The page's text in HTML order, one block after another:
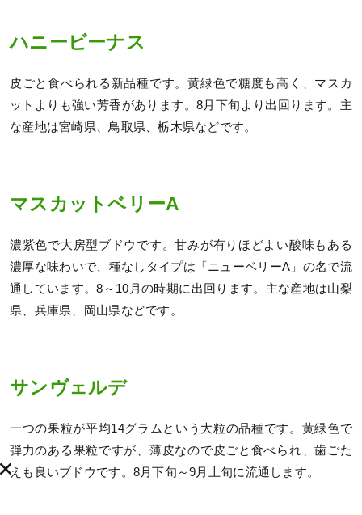
ハニービーナス
皮ごと食べられる新品種です。黄緑色で糖度も高く、マスカ
ットよりも強い芳香があります。8月下旬より出回ります。主
な産地は宮崎県、鳥取県、栃木県などです。
マスカットベリーA
濃紫色で大房型ブドウです。甘みが有りほどよい酸味もある
濃厚な味わいで、種なしタイプは「ニューベリーA」の名で流
通しています。8～10月の時期に出回ります。主な産地は山梨
県、兵庫県、岡山県などです。
サンヴェルデ
一つの果粒が平均14グラムという大粒の品種です。黄緑色で
弾力のある果粒ですが、薄皮なので皮ごと食べられ、歯ごた
えも良いブドウです。8月下旬～9月上旬に流通します。